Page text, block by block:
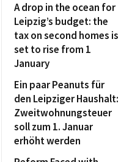
A drop in the ocean for
Leipzig’s budget: the
tax on second homes is
set to rise from 1
January
Ein paar Peanuts für
den Leipziger Haushalt:
Zweitwohnungsteuer
soll zum 1. Januar
erhöht werden